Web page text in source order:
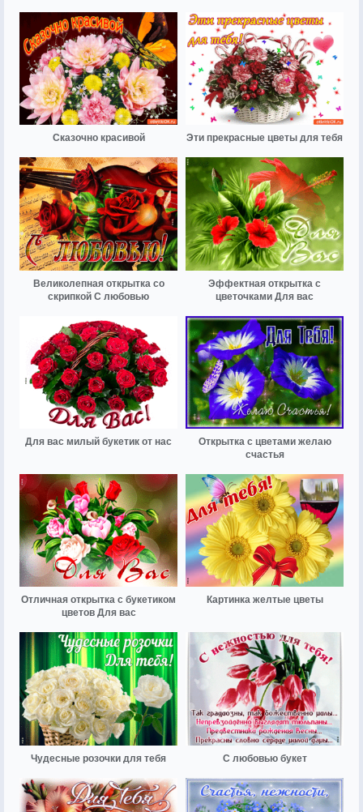
Сказочно красивой Эти прекрасные цветы для тебя
Великолепная открытка со
скрипкой С любовью
Эффектная открытка с
цветочками Для вас
Для вас милый букетик от нас
Открытка с цветами желаю
счастья
Отличная открытка с букетиком
цветов Для вас
Картинка желтые цветы
Чудесные розочки для тебя С любовью букет